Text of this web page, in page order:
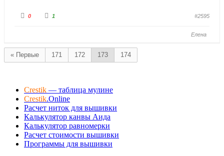
й
т
е
-
е
ц
в
н
и
з
.
0
й
-
ц
в
в
е
р
х
.
1 #2595
Елена
« Первые 171 172 173 174
Crestik — таблица мулине
Crestik.Online
Расчет ниток для вышивки
Калькулятор канвы Аида
Калькулятор равномерки
Расчет стоимости вышивки
Программы для вышивки